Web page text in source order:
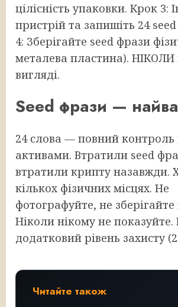
цілісність упаковки. Крок 3:
пристрій та запишіть 24
4: Зберігайте seed фрази
металева пластина).
вигляді.
Seed фрази —
24 слова — повний контроль
активами. Втратили seed
втратили крипту назавжди.
кількох фізичних місцях. Не
фотографуйте, не зберігайте
Ніколи нікому не
додатковий рівень захисту
Читайте також